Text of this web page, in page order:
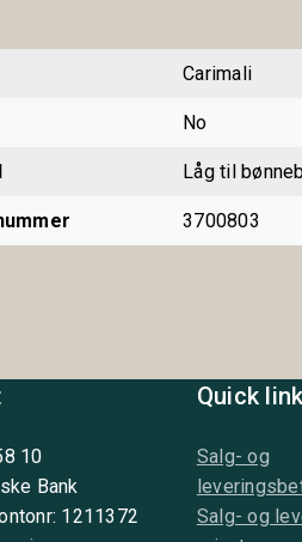
Carimali
No
Låg til
3700803
10
Bank
1211372
Quick
Salg- og
Salg- og